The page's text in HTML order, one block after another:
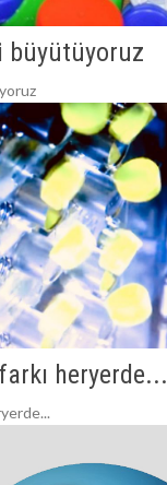
büyütüyoruz
heryerde...